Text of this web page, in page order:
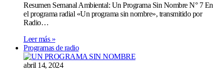
Resumen Semanal Ambiental: Un Programa Sin Nombre N° 7 En
el programa radial «Un programa sin nombre», transmitido por
Radio…
Leer más »
Programas de radio
abril 14, 2024